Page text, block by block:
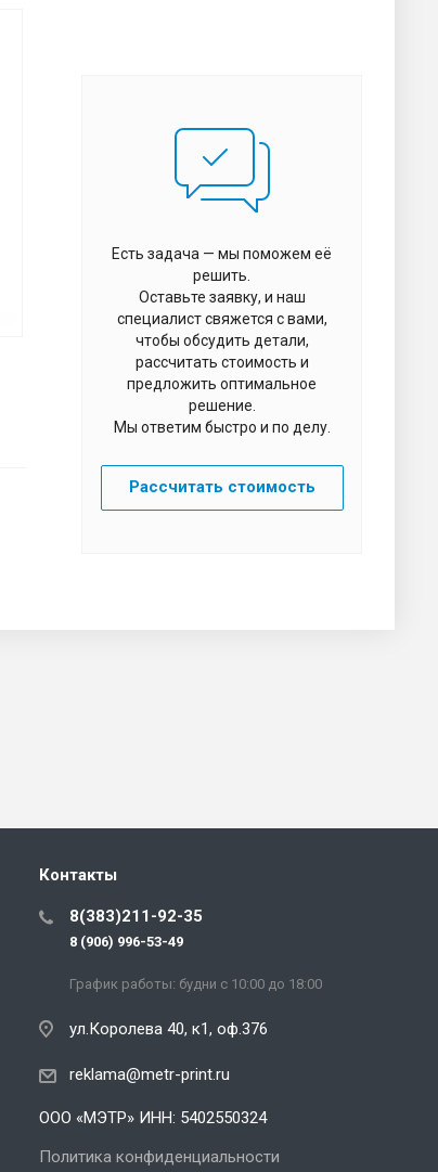
Есть задача — мы поможем её
решить.
Оставьте заявку, и наш
специалист свяжется с вами,
чтобы обсудить детали,
рассчитать стоимость и
предложить оптимальное
решение.
Мы ответим быстро и по делу.
Рассчитать стоимость
Контакты
8(383)211-92-35
8 (906) 996-53-49
График работы: будни с 10:00 до 18:00
ул.Королева 40, к1, оф.376
reklama@metr-print.ru
ООО «МЭТР» ИНН: 5402550324
Политика конфиденциальности